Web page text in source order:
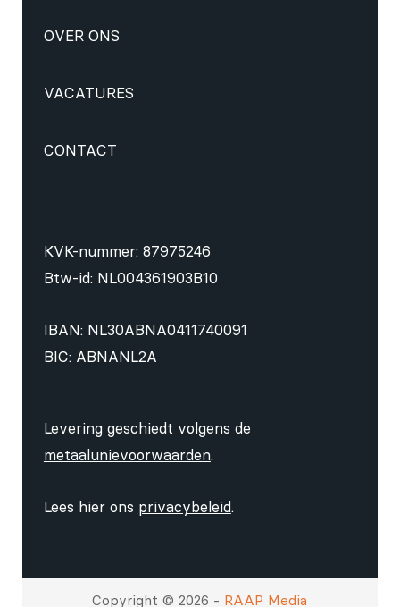
OVER ONS
VACATURES
CONTACT
KVK-nummer: 87975246
Btw-id: NL004361903B10
IBAN: NL30ABNA0411740091
BIC: ABNANL2A
Levering geschiedt volgens de
metaalunievoorwaarden.
Lees hier ons privacybeleid.
Copyright © 2026 - RAAP Media